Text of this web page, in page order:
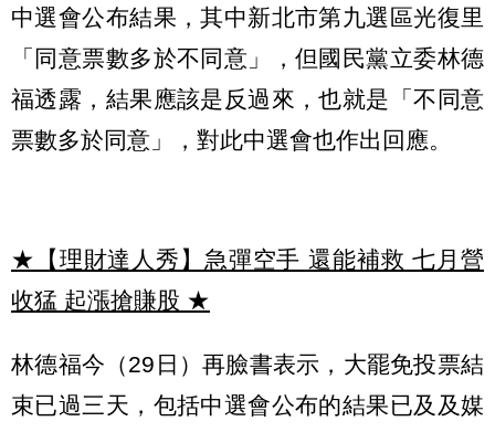
中選會公布結果，其中新北市第九選區光復里
「同意票數多於不同意」，但國民黨立委林德
福透露，結果應該是反過來，也就是「不同意
票數多於同意」，對此中選會也作出回應。
★【理財達人秀】急彈空手 還能補救 七月營
收猛 起漲搶賺股 ★
林德福今（29日）再臉書表示，大罷免投票結
束已過三天，包括中選會公布的結果已及及媒